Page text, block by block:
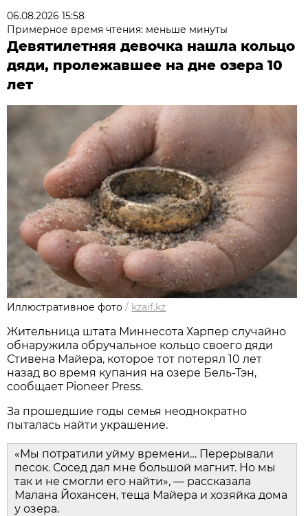
06.08.2026 15:58
Примерное время чтения: меньше минуты
Девятилетняя девочка нашла кольцо
дяди, пролежавшее на дне озера 10
лет
Иллюстративное фото / kzaif.kz
Жительница штата Миннесота Харпер случайно
обнаружила обручальное кольцо своего дяди
Стивена Майера, которое тот потерял 10 лет
назад во время купания на озере Бель-Тэн,
сообщает Pioneer Press.
За прошедшие годы семья неоднократно
пыталась найти украшение.
«Мы потратили уйму времени… Перерывали
песок. Сосед дал мне большой магнит. Но мы
так и не смогли его найти», — рассказала
Малана Йохансен, теща Майера и хозяйка дома
у озера.